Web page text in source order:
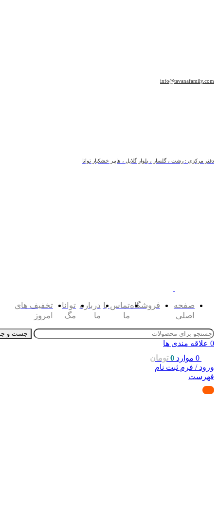
info@tavanafamily.com
دفتر مرکزی : رشت ، گلسار ، بلوار گلایل ، هایپر خشکبار توانا
صفحه
اصلی
فروشگاهتماس با
ما
درباره
ما
توانا
مگ
تخفیف های
امروز
جست و
0 علاقه مندی ها
0 موارد 0 تومان
ورود / فرم ثبت نام
فهرست